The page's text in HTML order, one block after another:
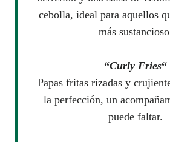
cebolla, ideal para aquellos
más
“Curly Fries“
Papas fritas rizadas y
la perfección, un
puede faltar.